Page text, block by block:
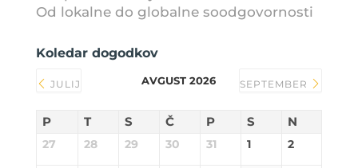
Od lokalne do globalne soodgovornosti
Koledar dogodkov
JULIJ AVGUST 2026 SEPTEMBER
P T S Č P S N
27 28 29 30 31 1 2